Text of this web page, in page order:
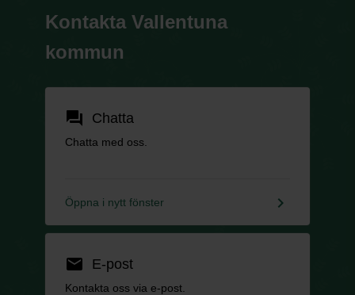
Kontakta Vallentuna
kommun
forum Chatta
Chatta med oss.
Öppna i nytt fönster keyboard_arrow_right
email E-post
Kontakta oss via e-post.